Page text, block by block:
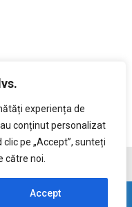
experiența de
conținut personalizat
pe „Accept”, sunteți
către noi.
Accept
reserved